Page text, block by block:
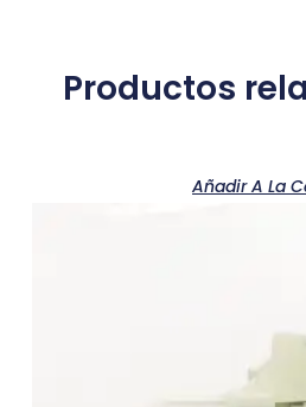
Productos
Añadir A La